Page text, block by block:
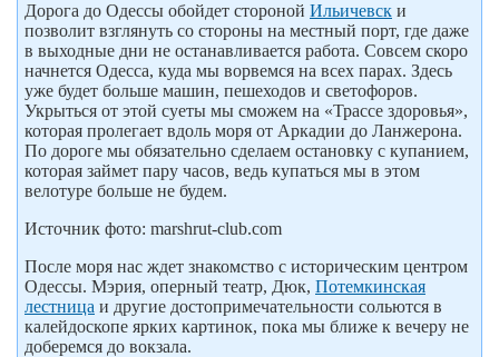
Дорога до Одессы обойдет стороной Ильичевск и
позволит взглянуть со стороны на местный порт, где даже
в выходные дни не останавливается работа. Совсем скоро
начнется Одесса, куда мы ворвемся на всех парах. Здесь
уже будет больше машин, пешеходов и светофоров.
Укрыться от этой суеты мы сможем на «Трассе здоровья»,
которая пролегает вдоль моря от Аркадии до Ланжерона.
По дороге мы обязательно сделаем остановку с купанием,
которая займет пару часов, ведь купаться мы в этом
велотуре больше не будем.
Источник фото: marshrut-club.com
После моря нас ждет знакомство с историческим центром
Одессы. Мэрия, оперный театр, Дюк, Потемкинская
лестница и другие достопримечательности сольются в
калейдоскопе ярких картинок, пока мы ближе к вечеру не
доберемся до вокзала.